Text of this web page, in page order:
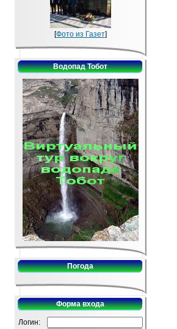
[Фото из Газет]
Водопад Тобот
Погода
Форма входа
Логин: